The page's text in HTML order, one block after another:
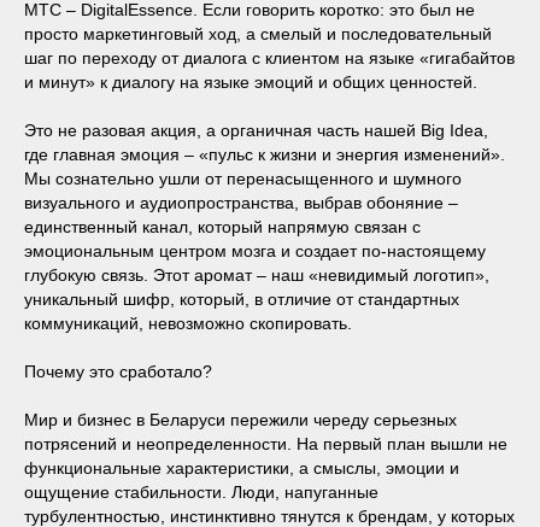
МТС – DigitalEssence. Если говорить коротко: это был не
просто маркетинговый ход, а смелый и последовательный
шаг по переходу от диалога с клиентом на языке «гигабайтов
и минут» к диалогу на языке эмоций и общих ценностей.
Это не разовая акция, а органичная часть нашей Big Idea,
где главная эмоция – «пульс к жизни и энергия изменений».
Мы сознательно ушли от перенасыщенного и шумного
визуального и аудиопространства, выбрав обоняние –
единственный канал, который напрямую связан с
эмоциональным центром мозга и создает по-настоящему
глубокую связь. Этот аромат – наш «невидимый логотип»,
уникальный шифр, который, в отличие от стандартных
коммуникаций, невозможно скопировать.
Почему это сработало?
Мир и бизнес в Беларуси пережили череду серьезных
потрясений и неопределенности. На первый план вышли не
функциональные характеристики, а смыслы, эмоции и
ощущение стабильности. Люди, напуганные
турбулентностью, инстинктивно тянутся к брендам, у которых